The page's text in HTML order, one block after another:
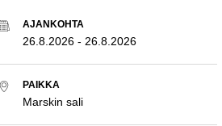
AJANKOHTA
26.8.2026 - 26.8.2026
PAIKKA
Marskin sali